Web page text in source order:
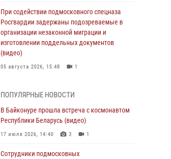
При содействии подмосковного спецназа
Росгвардии задержаны подозреваемые в
организации незаконной миграции и
изготовлении поддельных документов
(видео)
05 августа 2026, 15:48 1
супермаркета в Подмосковье (видео)
03 августа 2026, 15:32 1
Росгвардейцы пресекли кражу сантехники,
Подмосковье (видео)
ПОПУЛЯРНЫЕ НОВОСТИ
В Байконуре прошла встреча с космонавтом
Республики Беларусь (видео)
17 июля 2026, 14:40 3 1
Сотрудники подмосковных